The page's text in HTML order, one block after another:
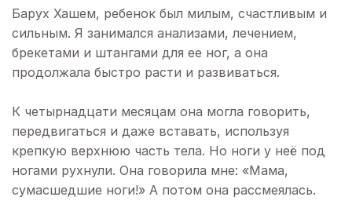
Барух Хашем, ребенок был милым, счастливым и
сильным. Я занимался анализами, лечением,
брекетами и штангами для ее ног, а она
продолжала быстро расти и развиваться.
К четырнадцати месяцам она могла говорить,
передвигаться и даже вставать, используя
крепкую верхнюю часть тела. Но ноги у неё под
ногами рухнули. Она говорила мне: «Мама,
сумасшедшие ноги!» А потом она рассмеялась.